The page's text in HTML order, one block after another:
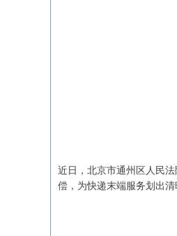
近日，北京市通州区人民
偿，为快递末端服务划出清